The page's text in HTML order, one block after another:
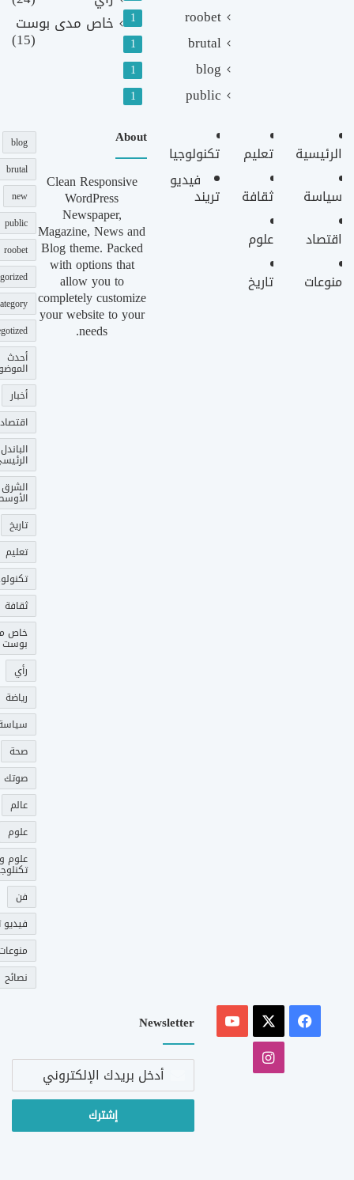
roobet
1
brutal
1
blog
1
public
1
خاص مدى بوست
(15)
الرئيسية
سياسة
اقتصاد
منوعات
تعليم
ثقافة
علوم
تاريخ
تكنولوجيا
فيديو
تريند
About
Clean Responsive
WordPress
Newspaper,
Magazine, News and
Blog theme. Packed
with options that
allow you to
completely customize
your website to your
needs.
blog
brutal
new
public
roobet
أحدث
أخبار
اقتصاد
الباندل
الشرق
تاريخ
تعليم
ثقافة
خاص
بوست
رأي
رياضة
صحة
عالم
علوم
علوم و
فن
فيديو
نصائح
فيسبوك
‫YouTube
انستقرام
Newsletter
أدخل
الإلكتروني